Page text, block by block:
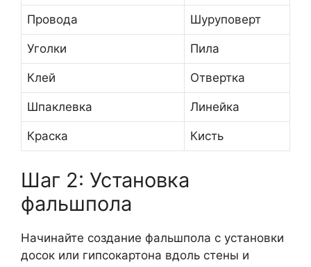
Провода Шуруповерт
Уголки Пила
Клей Отвертка
Шпаклевка Линейка
Краска Кисть
Шаг 2: Установка
фальшпола
Начинайте создание фальшпола с установки
досок или гипсокартона вдоль стены и